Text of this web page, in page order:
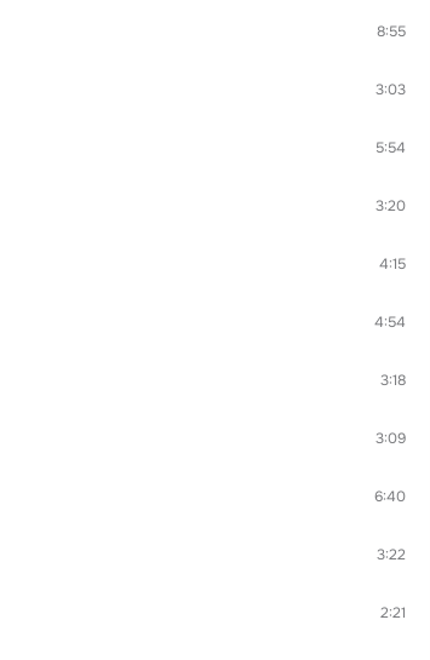
8:55
3:03
5:54
3:20
4:15
4:54
3:18
3:09
6:40
3:22
2:21